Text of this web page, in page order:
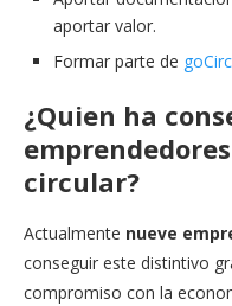
aportar valor.
Formar parte de
¿Quien ha
circular?
Actualmente nueve
conseguir este distintivo
compromiso con la